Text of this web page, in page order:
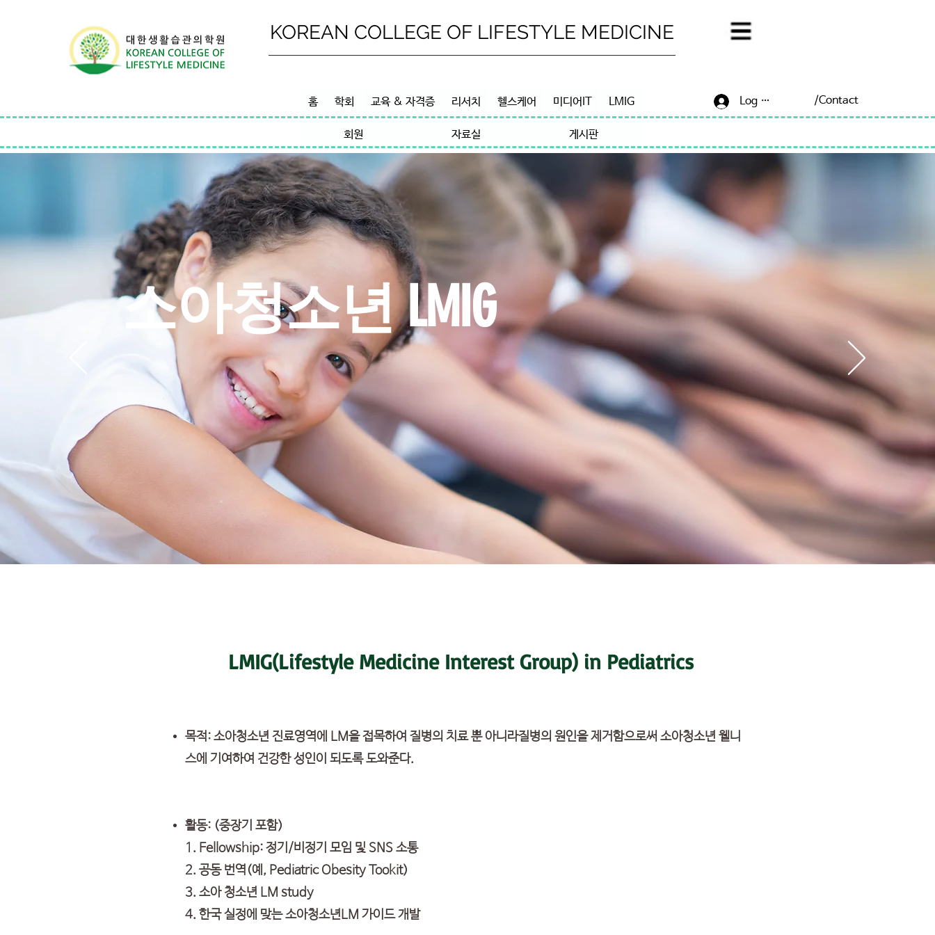
KOREAN COLLEGE OF LIFESTYLE MEDICINE
홈 학회 교육 & 자격증 리서치 헬스케어 미디어IT LMIG
회원 자료실 게시판
Log In/Sign Up /Contact
소아청소년 LMIG
LMIG(Lifestyle Medicine Interest Group) in Pediatrics
목적: 소아청소년 진료영역에 LM을 접목하여 질병의 치료 뿐 아니라질병의 원인을 제거함으로써 소아청소년 웰니
스에 기여하여 건강한 성인이 되도록 도와준다.
활동: (중장기 포함)
1. Fellowship: 정기/비정기 모임 및 SNS 소통
2. 공동 번역(예, Pediatric Obesity Tookit)
3. 소아 청소년 LM study
4. 한국 실정에 맞는 소아청소년LM 가이드 개발